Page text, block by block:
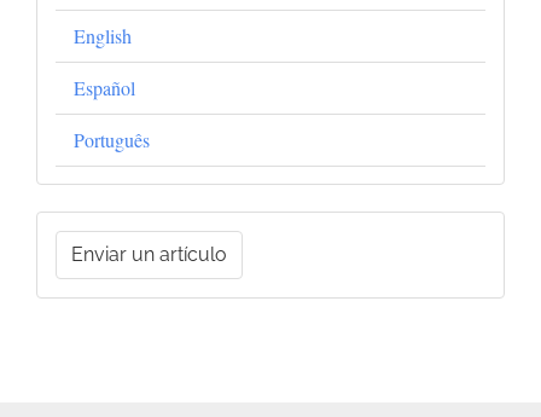
English
Español
Português
Enviar
unEnviar un artículo